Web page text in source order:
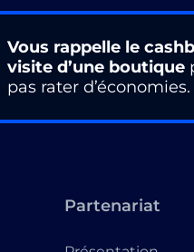
Vous rappelle le
visite d’une boutique
pas rater d’économies.
Partenariat